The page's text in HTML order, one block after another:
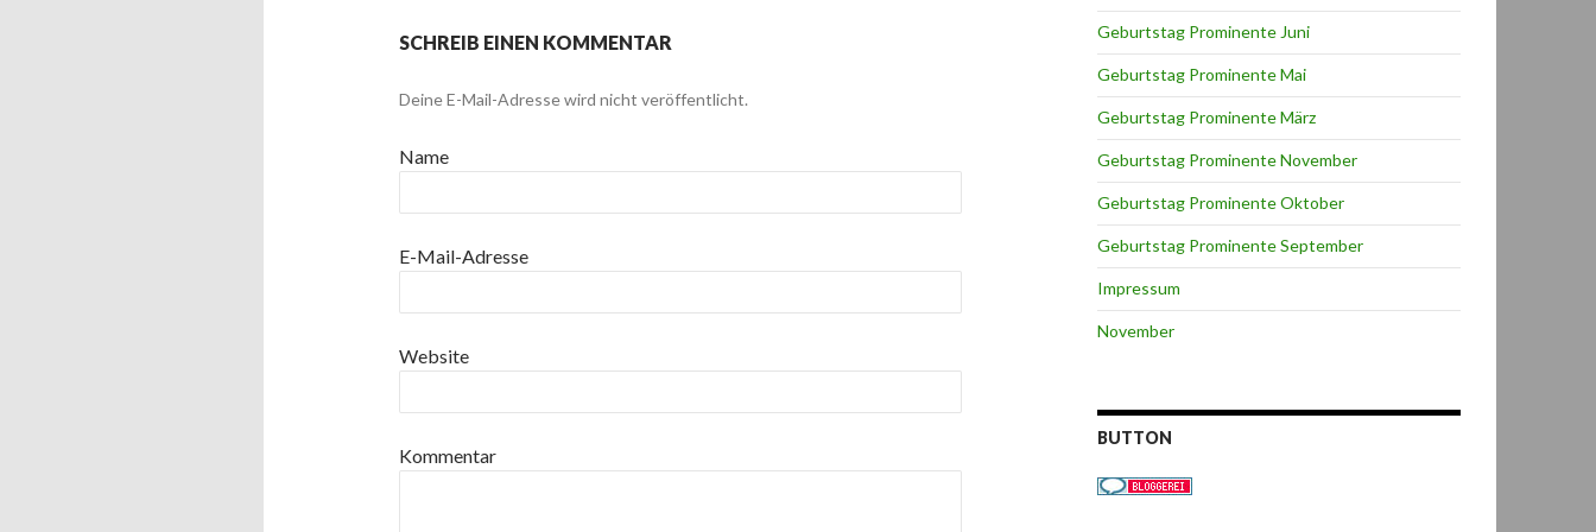
SCHREIB EINEN KOMMENTAR
Deine E-Mail-Adresse wird nicht veröffentlicht.
Name
E-Mail-Adresse
Website
Kommentar
Geburtstag Prominente Juni
Geburtstag Prominente Mai
Geburtstag Prominente März
Geburtstag Prominente November
Geburtstag Prominente Oktober
Geburtstag Prominente September
Impressum
November
BUTTON